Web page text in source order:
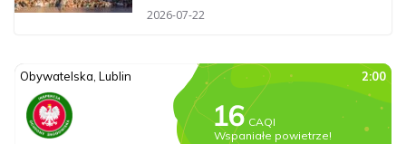
2026-07-22